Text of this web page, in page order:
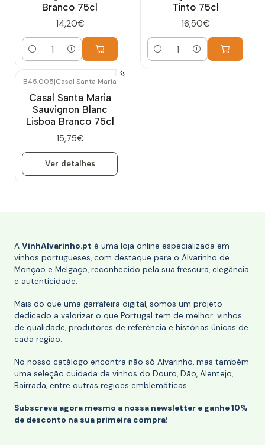
Branco 75cl
14,20€
Quantidade
Tinto 75cl
16,50€
Quantidade
B45.005|Casal Santa Maria
Casal Santa Maria
Sauvignon Blanc
Lisboa Branco 75cl
15,75€
Ver detalhes
A VinhAlvarinho.pt é uma loja online especializada em
vinhos portugueses, com destaque para o Alvarinho de
Monção e Melgaço, reconhecido pela sua frescura, elegância
e autenticidade.
Mais do que uma garrafeira digital, somos um projeto
dedicado a valorizar o que Portugal tem de melhor: vinhos
de qualidade, produtores de referência e histórias únicas de
cada região.
No nosso catálogo encontra não só Alvarinho, mas também
uma seleção cuidada de vinhos do Douro, Dão, Alentejo,
Bairrada, entre outras regiões emblemáticas.
Subscreva agora mesmo a nossa newsletter e ganhe 10%
de desconto na sua primeira compra!